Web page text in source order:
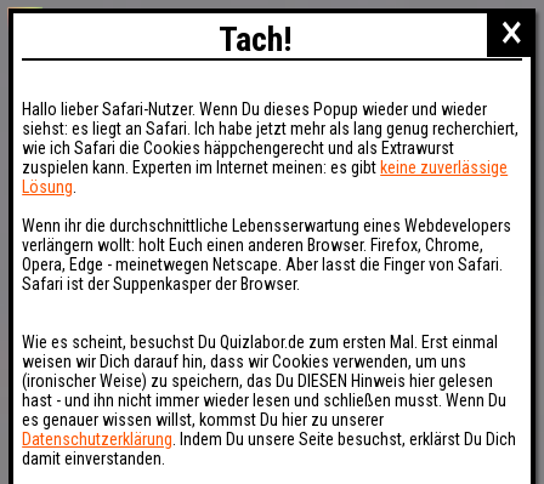
×
Tach!
Hallo lieber Safari-Nutzer. Wenn Du dieses Popup wieder und wieder
siehst: es liegt an Safari. Ich habe jetzt mehr als lang genug recherchiert,
wie ich Safari die Cookies häppchengerecht und als Extrawurst
zuspielen kann. Experten im Internet meinen: es gibt keine zuverlässige
Lösung
Wenn ihr die durchschnittliche Lebensserwartung eines Webdevelopers
verlängern wollt: holt Euch einen anderen Browser. Firefox, Chrome,
Opera, Edge - meinetwegen Netscape. Aber lasst die Finger von Safari.
Safari ist der Suppenkasper der Browser.
Wie es scheint, besuchst Du Quizlabor.de zum ersten Mal. Erst einmal
weisen wir Dich darauf hin, dass wir Cookies verwenden, um uns
(ironischer Weise) zu speichern, das Du DIESEN Hinweis hier gelesen
hast - und ihn nicht immer wieder lesen und schließen musst. Wenn Du
es genauer wissen willst, kommst Du hier zu unserer
Datenschutzerklärung . Indem Du unsere Seite besuchst, erklärst Du Dich
damit einverstanden.